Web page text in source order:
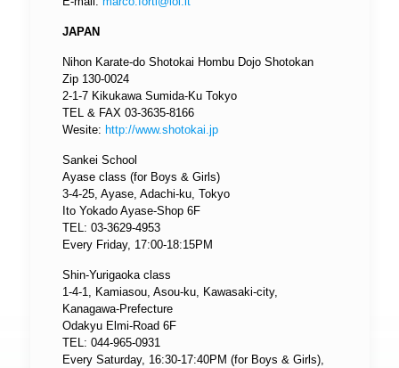
JAPAN
Nihon Karate-do Shotokai Hombu Dojo Shotokan
Zip 130-0024
2-1-7 Kikukawa Sumida-Ku Tokyo
TEL & FAX 03-3635-8166
Wesite: http://www.shotokai.jp
Sankei School
Ayase class (for Boys & Girls)
3-4-25, Ayase, Adachi-ku, Tokyo
Ito Yokado Ayase-Shop 6F
TEL: 03-3629-4953
Every Friday, 17:00-18:15PM
Shin-Yurigaoka class
1-4-1, Kamiasou, Asou-ku, Kawasaki-city,
Kanagawa-Prefecture
Odakyu Elmi-Road 6F
TEL: 044-965-0931
Every Saturday, 16:30-17:40PM (for Boys & Girls),